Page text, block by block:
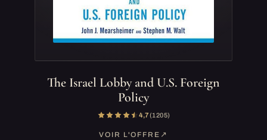
The Israel Lobby and U.S. Foreign
Policy
4,7(1 205)
VOIR L'OFFRE